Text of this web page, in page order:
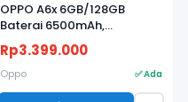
OPPO A6x 6GB/128GB
Baterai 6500mAh,
Snapdragon 685, Layar
120Hz, IP64 - Garansi Resmi
Rp3.399.000
Oppo ✅ Ada